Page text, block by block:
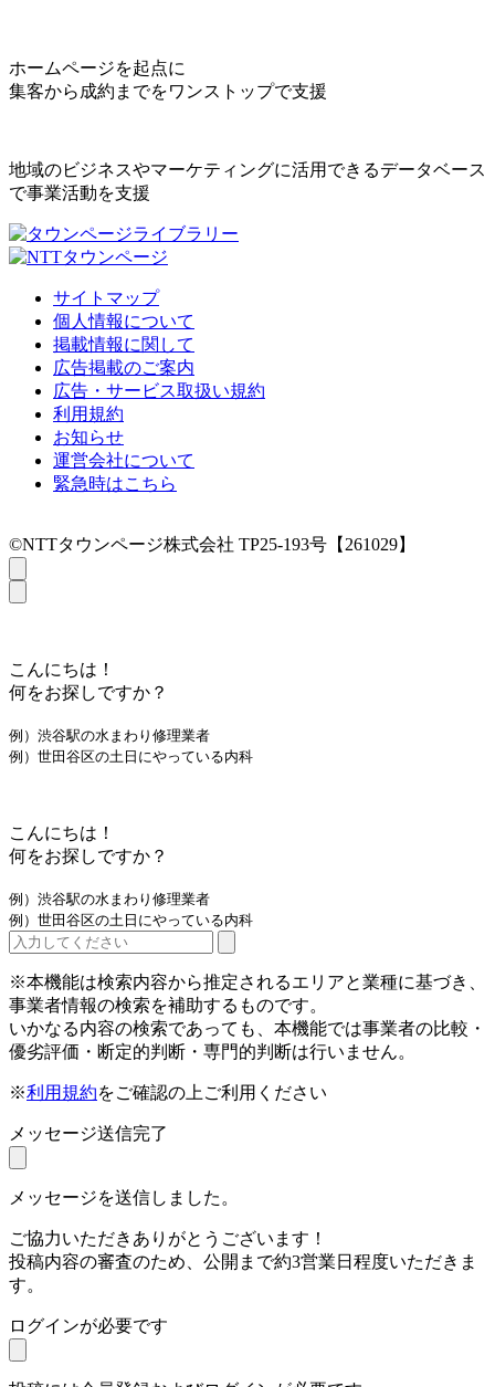
ホームページを起点に
集客から成約までをワンストップで支援
地域のビジネスやマーケティングに活用できるデータベース
で事業活動を支援
サイトマップ
個人情報について
掲載情報に関して
広告掲載のご案内
広告・サービス取扱い規約
利用規約
お知らせ
運営会社について
緊急時はこちら
©NTTタウンページ株式会社 TP25-193号【261029】
こんにちは！
何をお探しですか？
例）渋谷駅の水まわり修理業者
例）世田谷区の土日にやっている内科
こんにちは！
何をお探しですか？
例）渋谷駅の水まわり修理業者
例）世田谷区の土日にやっている内科
※本機能は検索内容から推定されるエリアと業種に基づき、
事業者情報の検索を補助するものです。
いかなる内容の検索であっても、本機能では事業者の比較・
優劣評価・断定的判断・専門的判断は行いません。
※利用規約をご確認の上ご利用ください
メッセージ送信完了
メッセージを送信しました。
ご協力いただきありがとうございます！
投稿内容の審査のため、公開まで約3営業日程度いただきま
す。
ログインが必要です